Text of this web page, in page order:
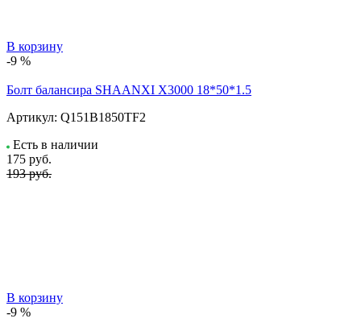
В корзину
-9 %
Болт балансира SHAANXI Х3000 18*50*1.5
Артикул: Q151B1850TF2
Есть в наличии
175 руб.
193 руб.
В корзину
-9 %